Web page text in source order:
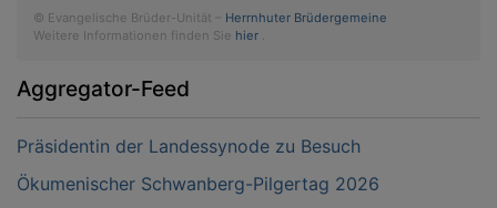
© Evangelische Brüder-Unität – Herrnhuter Brüdergemeine
Weitere Informationen finden Sie hier .
Aggregator-Feed
Präsidentin der Landessynode zu Besuch
Ökumenischer Schwanberg-Pilgertag 2026